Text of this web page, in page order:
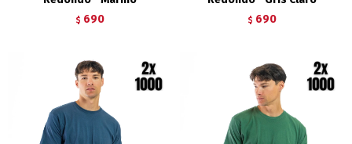
$ 690 $ 690